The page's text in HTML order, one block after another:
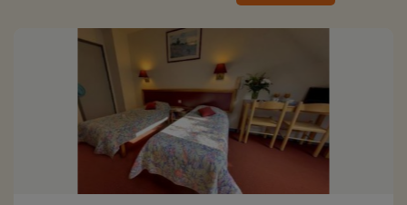
Activités famille sur place
Pour des informations très précises sur les activités à faire sur place
(date d'ouverture, âge pour les club, contenu du pack bébé...),
cliquez ici !
La piscine intérieure vous permettra de vous offrir un moment de
détente et d'amusement en famille quelque soit la météo. Le sauna
et la salle de remise en forme seront parfaits pour une pause bien-
être pendant les vacances.